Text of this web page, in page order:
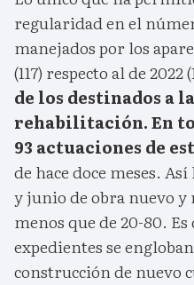
regularidad en el
manejados por los
(117) respecto al de 2022
de los destinados a
rehabilitación. En
93 actuaciones de
de hace doce meses.
y junio de obra nuevo
menos que de 20-80. Es
expedientes se
construcción de nuevo